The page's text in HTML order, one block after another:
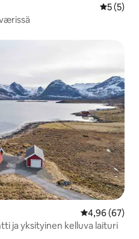
5 (5)
4,96 (67)
ja yksityinen kelluva laituri